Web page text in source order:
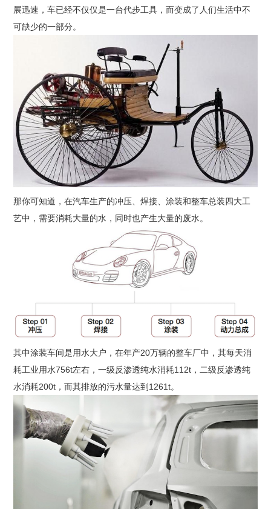
展迅速，车已经不仅仅是一台代步工具，而变成了人们生活中不
可缺少的一部分。
那你可知道，在汽车生产的冲压、焊接、涂装和整车总装四大工
艺中，需要消耗大量的水，同时也产生大量的废水。
其中涂装车间是用水大户，在年产20万辆的整车厂中，其每天消
耗工业用水756t左右，一级反渗透纯水消耗112t，二级反渗透纯
水消耗200t，而其排放的污水量达到1261t。